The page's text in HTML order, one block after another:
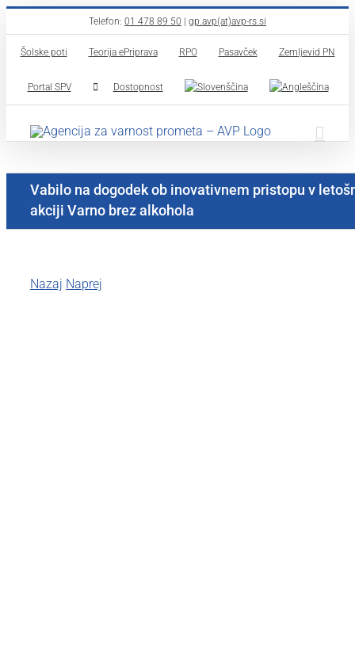
to
content
Telefon: 01 478 89 50 gp.avp(at)avp-rs.si
Šolske poti Teorija ePriprava RPO Pasavček Zemljevid PN
Portal SPV Dostopnost
Vabilo na dogodek ob inovativnem pristopu v
akciji Varno brez alkohola
Nazaj Naprej